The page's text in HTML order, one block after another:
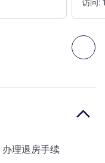
下
访问:
办理退房手续